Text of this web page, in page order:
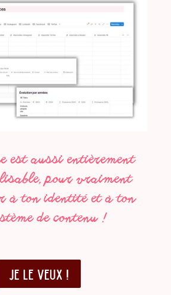
est aussi entièrement
pour vraiment
à ton identité et à ton
de contenu !
JE LE VEUX !